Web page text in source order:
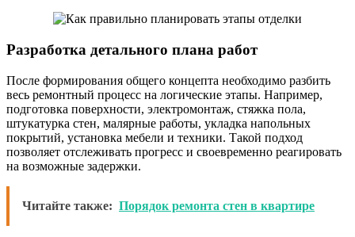
Разработка детального плана работ
После формирования общего концепта необходимо разбить
весь ремонтный процесс на логические этапы. Например,
подготовка поверхности, электромонтаж, стяжка пола,
штукатурка стен, малярные работы, укладка напольных
покрытий, установка мебели и техники. Такой подход
позволяет отслеживать прогресс и своевременно реагировать
на возможные задержки.
Читайте также: Порядок ремонта стен в квартире